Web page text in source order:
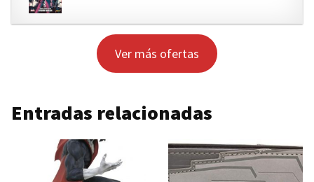
Ver más ofertas
Entradas relacionadas